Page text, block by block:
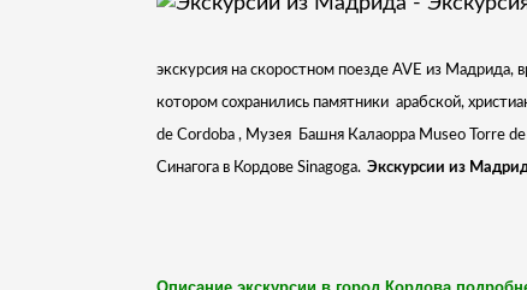
экскурсия на скоростном поезде AVE из Мадрида,
котором сохранились памятники арабской,
de Cordoba , Музея Башня Калаорра Museo Torre
Синагога в Кордове Sinagoga. Экскурсии из